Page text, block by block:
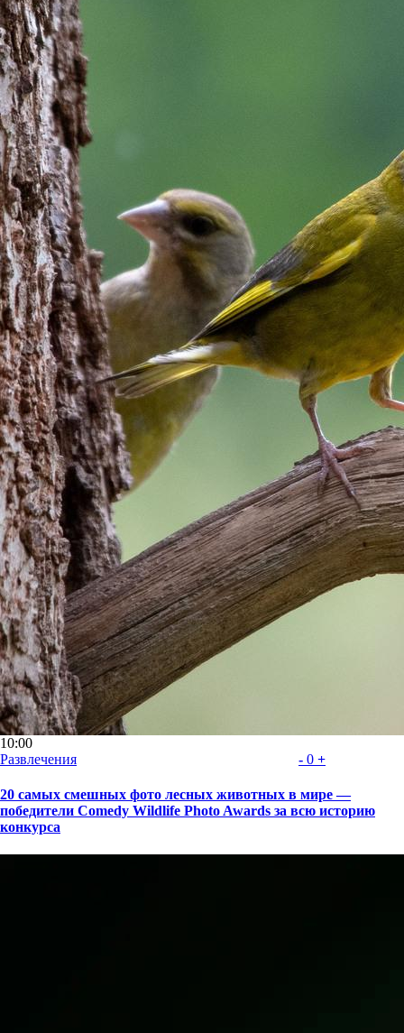
10:00
Развлечения
- 0 +
20 самых смешных фото лесных животных в мире —
победители Comedy Wildlife Photo Awards за всю историю
конкурса